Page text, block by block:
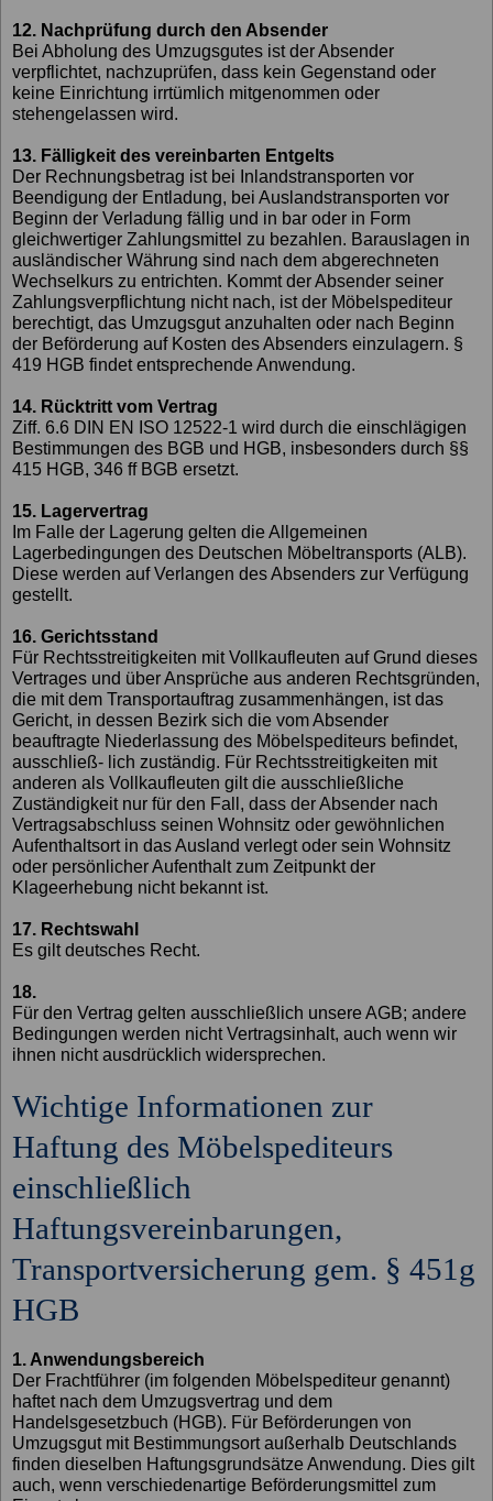
12. Nachprüfung durch den Absender
Bei Abholung des Umzugsgutes ist der Absender
verpflichtet, nachzuprüfen, dass kein Gegenstand oder
keine Einrichtung irrtümlich mitgenommen oder
stehengelassen wird.
13. Fälligkeit des vereinbarten Entgelts
Der Rechnungsbetrag ist bei Inlandstransporten vor
Beendigung der Entladung, bei Auslandstransporten vor
Beginn der Verladung fällig und in bar oder in Form
gleichwertiger Zahlungsmittel zu bezahlen. Barauslagen in
ausländischer Währung sind nach dem abgerechneten
Wechselkurs zu entrichten. Kommt der Absender seiner
Zahlungsverpflichtung nicht nach, ist der Möbelspediteur
berechtigt, das Umzugsgut anzuhalten oder nach Beginn
der Beförderung auf Kosten des Absenders einzulagern. §
419 HGB findet entsprechende Anwendung.
14. Rücktritt vom Vertrag
Ziff. 6.6 DIN EN ISO 12522-1 wird durch die einschlägigen
Bestimmungen des BGB und HGB, insbesonders durch §§
415 HGB, 346 ff BGB ersetzt.
15. Lagervertrag
Im Falle der Lagerung gelten die Allgemeinen
Lagerbedingungen des Deutschen Möbeltransports (ALB).
Diese werden auf Verlangen des Absenders zur Verfügung
gestellt.
16. Gerichtsstand
Für Rechtsstreitigkeiten mit Vollkaufleuten auf Grund dieses
Vertrages und über Ansprüche aus anderen Rechtsgründen,
die mit dem Transportauftrag zusammenhängen, ist das
Gericht, in dessen Bezirk sich die vom Absender
beauftragte Niederlassung des Möbelspediteurs befindet,
ausschließ- lich zuständig. Für Rechtsstreitigkeiten mit
anderen als Vollkaufleuten gilt die ausschließliche
Zuständigkeit nur für den Fall, dass der Absender nach
Vertragsabschluss seinen Wohnsitz oder gewöhnlichen
Aufenthaltsort in das Ausland verlegt oder sein Wohnsitz
oder persönlicher Aufenthalt zum Zeitpunkt der
Klageerhebung nicht bekannt ist.
17. Rechtswahl
Es gilt deutsches Recht.
18.
Für den Vertrag gelten ausschließlich unsere AGB; andere
Bedingungen werden nicht Vertragsinhalt, auch wenn wir
ihnen nicht ausdrücklich widersprechen.
Wichtige Informationen zur
Haftung des Möbelspediteurs
einschließlich
Haftungsvereinbarungen,
Transportversicherung gem. § 451g
HGB
1. Anwendungsbereich
Der Frachtführer (im folgenden Möbelspediteur genannt)
haftet nach dem Umzugsvertrag und dem
Handelsgesetzbuch (HGB). Für Beförderungen von
Umzugsgut mit Bestimmungsort außerhalb Deutschlands
finden dieselben Haftungsgrundsätze Anwendung. Dies gilt
auch, wenn verschiedenartige Beförderungsmittel zum